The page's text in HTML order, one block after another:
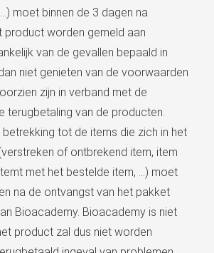
moet binnen de 3 dagen na
product worden gemeld aan
van de gevallen bepaald in
niet genieten van de voorwaarden
zijn in verband met de
terugbetaling van de producten.
tot de items die zich in het
of ontbrekend item, item
met het bestelde item, …) moet
na de ontvangst van het pakket
Bioacademy. Bioacademy is niet
product zal dus niet worden